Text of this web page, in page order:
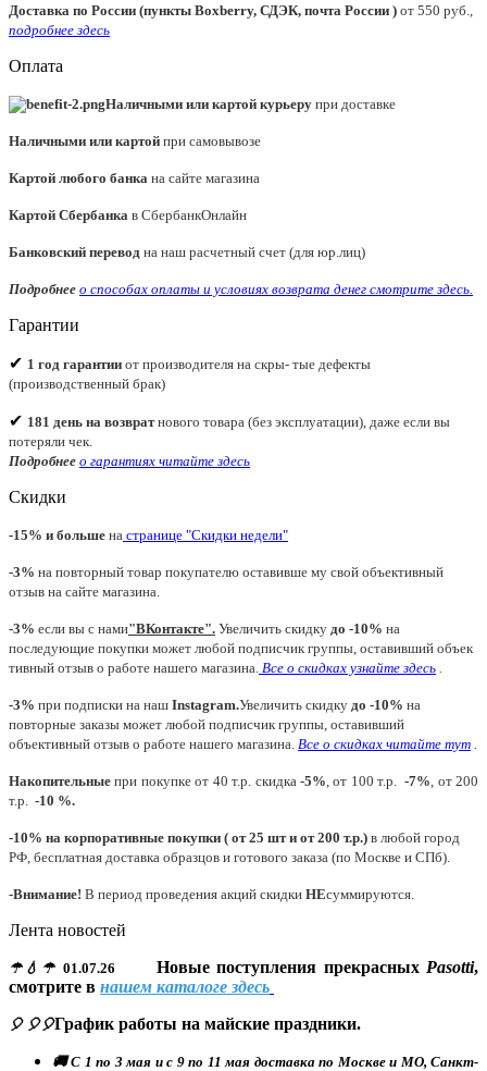
Доставка по России (пункты Boxberry, СДЭК, почта России ) от 550 руб.,
подробнее здесь
Оплата
Наличными или картой курьеру при доставке
Наличными или картой при самовывозе
Картой любого банка на сайте магазина
Картой Сбербанка в СбербанкОнлайн
Банковский перевод на наш расчетный счет (для юр.лиц)
Подробнее о способах оплаты и условиях возврата денег смотрите здесь.
Гарантии
✔ 1 год гарантии от производителя на скры- тые дефекты
(производственный брак)
✔ 181 день на возвратнового товара (без эксплуатации), даже если вы
потеряли чек.
Подробнее о гарантиях читайте здесь
Скидки
-15% и больше на странице "Скидки недели"
-3% на повторный товар покупателю оставивше му свой объективный
отзыв на сайте магазина.
-3% если вы с нами"ВКонтакте". Увеличить скидку до -10% на
последующие покупки может любой подписчик группы, оставивший объек
тивный отзыв о работе нашего магазина. Все о скидках узнайте здесь
-3% при подписки на наш Instagram.Увеличить скидку до -10% на
повторные заказы может любой подписчик группы, оставивший
объективный отзыв о работе нашего магазина. Все о скидках читайте тут
Накопительные при покупке от 40 т.р. скидка -5% , от 100 т.р.-7% , от 200
т.р. -10 %.
-10% на корпоративные покупки ( от 25 шт и от 200 т.р.) в любой город
РФ, бесплатная доставка образцов и готового заказа (по Москве и СПб).
-Внимание! В период проведения акций скидки НЕсуммируются.
Лента новостей
☂💧☂ 01.07.26 Новые поступления прекрасных Pasotti,
смотрите в нашем каталоге здесь
🎈 🎈🎈График работы на майские праздники.
🚚 С 1 по 3 мая и с 9 по 11 мая доставка по Москве и МО, Санкт-